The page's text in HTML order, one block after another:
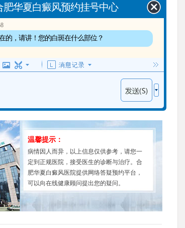
于白癜风及其治疗的科普及资讯，不断探索治疗和
疑！
温馨提示：
病情因人而异，以上信息仅供参考，请您一
定到正规医院，接受医生的诊断与治疗。合
肥华夏白癜风医院提供网络答疑预约平台，
可以向在线健康顾问提出您的疑问。
的，请讲！您的白斑在什么部位？
斑多长时间了？